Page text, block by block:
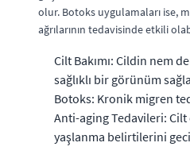
olur. Botoks uygulamaları ise,
ağrılarının tedavisinde etkili
Cilt Bakımı: Cildin nem
sağlıklı bir görünüm
Botoks: Kronik migren
Anti-aging Tedavileri:
yaşlanma belirtilerini